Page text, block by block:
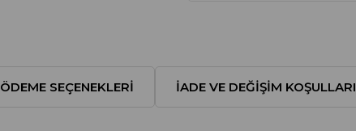
ÖDEME SEÇENEKLERI İADE VE DEĞIŞIM KOŞULLARI